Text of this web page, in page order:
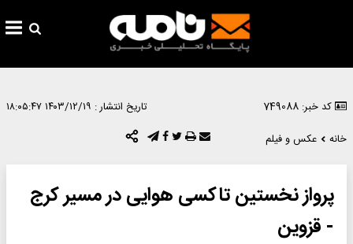
کد خبر: 749088 تاریخ انتشار : ۱۴۰۳/۱۲/۱۹ ۱۸:۰۵:۴۷
خانه
عکس و فیلم
پرواز نخستین تاکسی هوایی در مسیر کرج
- قزوین